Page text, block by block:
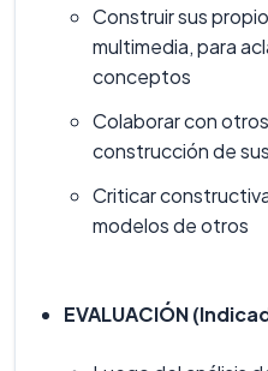
Construir sus
multimedia, para
conceptos
Colaborar con
construcción de
Criticar
modelos de otros
EVALUACIÓN